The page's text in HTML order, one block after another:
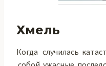
Хмель
Когда случилась